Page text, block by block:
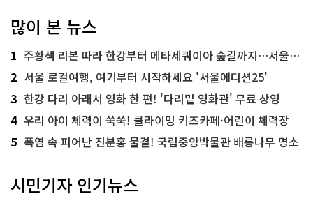
많이 본 뉴스
1 주황색 리본 따라 한강부터 메타세쿼이아 숲길까지…서울둘레길 15코스
2 서울 로컬여행, 여기부터 시작하세요 '서울에디션25'
3 한강 다리 아래서 영화 한 편! '다리밑 영화관' 무료 상영
4 우리 아이 체력이 쑥쑥! 클라이밍 키즈카페·어린이 체력장
5 폭염 속 피어난 진분홍 물결! 국립중앙박물관 배롱나무 명소
시민기자 인기뉴스